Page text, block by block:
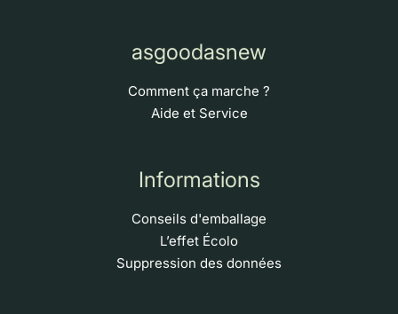
asgoodasnew
Comment ça marche ?
Aide et Service
Informations
Conseils d'emballage
L’effet Écolo
Suppression des données